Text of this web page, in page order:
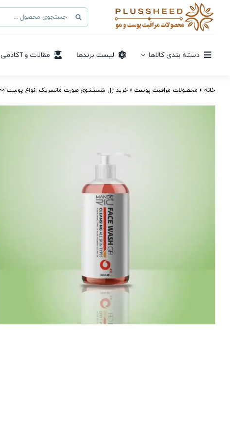
جستجو
برای:
دسته بندی کالاها لیست برندها مقالات و آکادمی
خانه » محصولات مراقبت پوست » خرید ژل شستشوی صورت مانسریک انواع پوست 500 میلی | پاک‌کننده انواع پوست